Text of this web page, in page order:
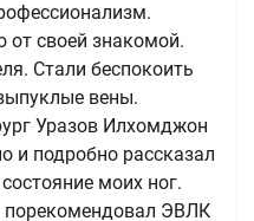
от своей знакомой.
Стали беспокоить
вены.
Уразов Илхомджон
и подробно рассказал
моих ног.
ЭВЛК